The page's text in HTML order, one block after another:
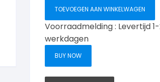
deurgreep
gebogen
32x382mm
aantal
TOEVOEGEN AAN WINKELWAGEN
Voorraadmelding : Levertijd
werkdagen
BUY NOW